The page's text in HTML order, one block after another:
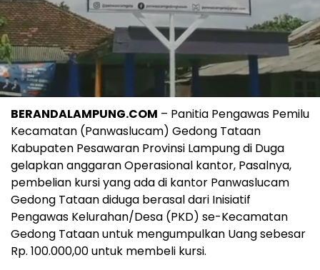
BERANDALAMPUNG.COM – Panitia Pengawas Pemilu
Kecamatan (Panwaslucam) Gedong Tataan
Kabupaten Pesawaran Provinsi Lampung di Duga
gelapkan anggaran Operasional kantor, Pasalnya,
pembelian kursi yang ada di kantor Panwaslucam
Gedong Tataan diduga berasal dari Inisiatif
Pengawas Kelurahan/Desa (PKD) se-Kecamatan
Gedong Tataan untuk mengumpulkan Uang sebesar
Rp. 100.000,00 untuk membeli kursi.